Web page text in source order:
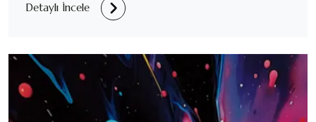
Detaylı İncele